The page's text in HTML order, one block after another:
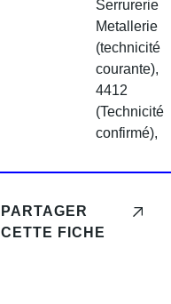
Serrurerie
Metallerie
(technicité
courante),
4412
(Technicité
confirmé),
PARTAGER
CETTE FICHE